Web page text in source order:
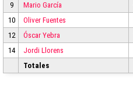
9
Mario García
10
Oliver Fuentes
12
Óscar Yebra
14
Jordi Llorens
Totales